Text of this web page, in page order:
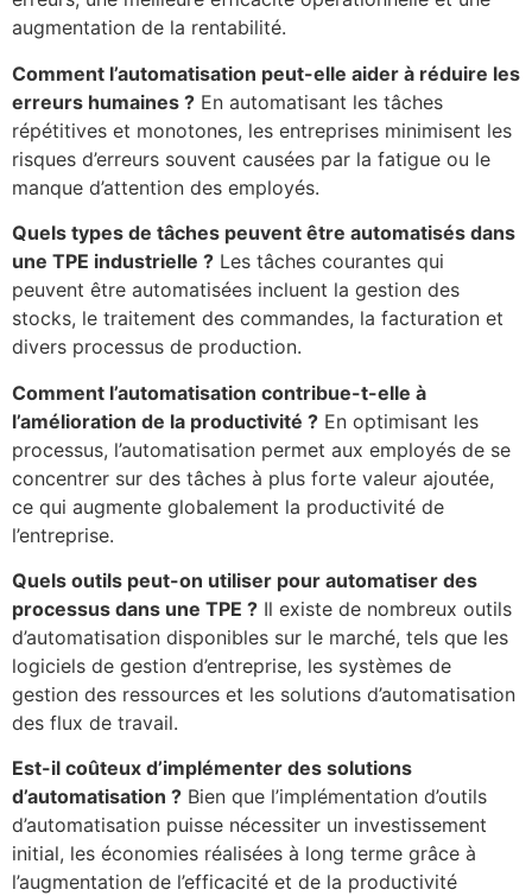
augmentation de la rentabilité.
Comment l’automatisation peut-elle aider à réduire les
erreurs humaines ? En automatisant les tâches
répétitives et monotones, les entreprises minimisent les
risques d’erreurs souvent causées par la fatigue ou le
manque d’attention des employés.
Quels types de tâches peuvent être automatisés dans
une TPE industrielle ? Les tâches courantes qui
peuvent être automatisées incluent la gestion des
stocks, le traitement des commandes, la facturation et
divers processus de production.
Comment l’automatisation contribue-t-elle à
l’amélioration de la productivité ? En optimisant les
processus, l’automatisation permet aux employés de se
concentrer sur des tâches à plus forte valeur ajoutée,
ce qui augmente globalement la productivité de
l’entreprise.
Quels outils peut-on utiliser pour automatiser des
processus dans une TPE ? Il existe de nombreux outils
d’automatisation disponibles sur le marché, tels que les
logiciels de gestion d’entreprise, les systèmes de
gestion des ressources et les solutions d’automatisation
des flux de travail.
Est-il coûteux d’implémenter des solutions
d’automatisation ? Bien que l’implémentation d’outils
d’automatisation puisse nécessiter un investissement
initial, les économies réalisées à long terme grâce à
l’augmentation de l’efficacité et de la productivité